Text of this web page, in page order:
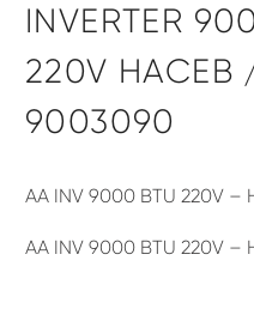
INVERTER
220V HACEB
9003090
AA INV 9000 BTU 220V –
AA INV 9000 BTU 220V –